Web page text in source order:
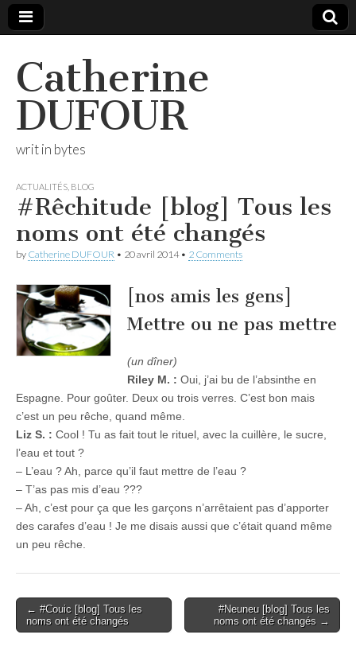
Catherine
DUFOUR
writ in bytes
ACTUALITÉS BLOG
#Rêchitude [blog] Tous les
noms ont été changés
by Catherine DUFOUR • 20 avril 2014• 2 Comments
[nos amis les gens]
Mettre ou ne pas mettre
(un dîner)
Riley M. : Oui, j’ai bu de l’absinthe en
Espagne. Pour goûter. Deux ou trois verres. C’est bon mais
c’est un peu rêche, quand même.
Liz S. : Cool ! Tu as fait tout le rituel, avec la cuillère, le sucre,
l’eau et tout ?
– L’eau ? Ah, parce qu’il faut mettre de l’eau ?
– T’as pas mis d’eau ???
– Ah, c’est pour ça que les garçons n’arrêtaient pas d’apporter
des carafes d’eau ! Je me disais aussi que c’était quand même
un peu rêche.
Post
navigation
← #Couic [blog] Tous les
noms ont été changés
#Neuneu [blog] Tous les
noms ont été changés →